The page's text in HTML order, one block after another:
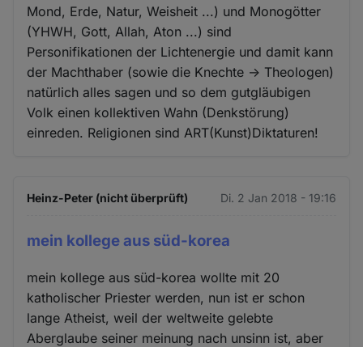
Mond, Erde, Natur, Weisheit ...) und Monogötter
(YHWH, Gott, Allah, Aton ...) sind
Personifikationen der Lichtenergie und damit kann
der Machthaber (sowie die Knechte -> Theologen)
natürlich alles sagen und so dem gutgläubigen
Volk einen kollektiven Wahn (Denkstörung)
einreden. Religionen sind ART(Kunst)Diktaturen!
Heinz-Peter (nicht überprüft) Di. 2 Jan 2018 - 19:16
mein kollege aus süd-korea
mein kollege aus süd-korea wollte mit 20
katholischer Priester werden, nun ist er schon
lange Atheist, weil der weltweite gelebte
Aberglaube seiner meinung nach unsinn ist, aber